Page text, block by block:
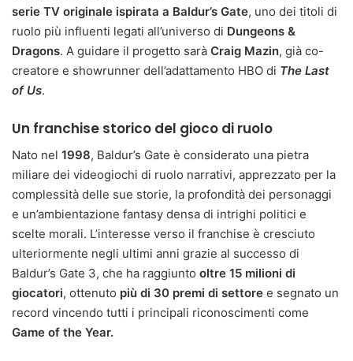
serie TV originale ispirata a Baldur’s Gate, uno dei titoli di
ruolo più influenti legati all’universo di Dungeons &
Dragons. A guidare il progetto sarà Craig Mazin, già co-
creatore e showrunner dell’adattamento HBO di The Last
of Us.
Un franchise storico del gioco di ruolo
Nato nel 1998, Baldur’s Gate è considerato una pietra
miliare dei videogiochi di ruolo narrativi, apprezzato per la
complessità delle sue storie, la profondità dei personaggi
e un’ambientazione fantasy densa di intrighi politici e
scelte morali. L’interesse verso il franchise è cresciuto
ulteriormente negli ultimi anni grazie al successo di
Baldur’s Gate 3, che ha raggiunto oltre 15 milioni di
giocatori, ottenuto più di 30 premi di settore e segnato un
record vincendo tutti i principali riconoscimenti come
Game of the Year.